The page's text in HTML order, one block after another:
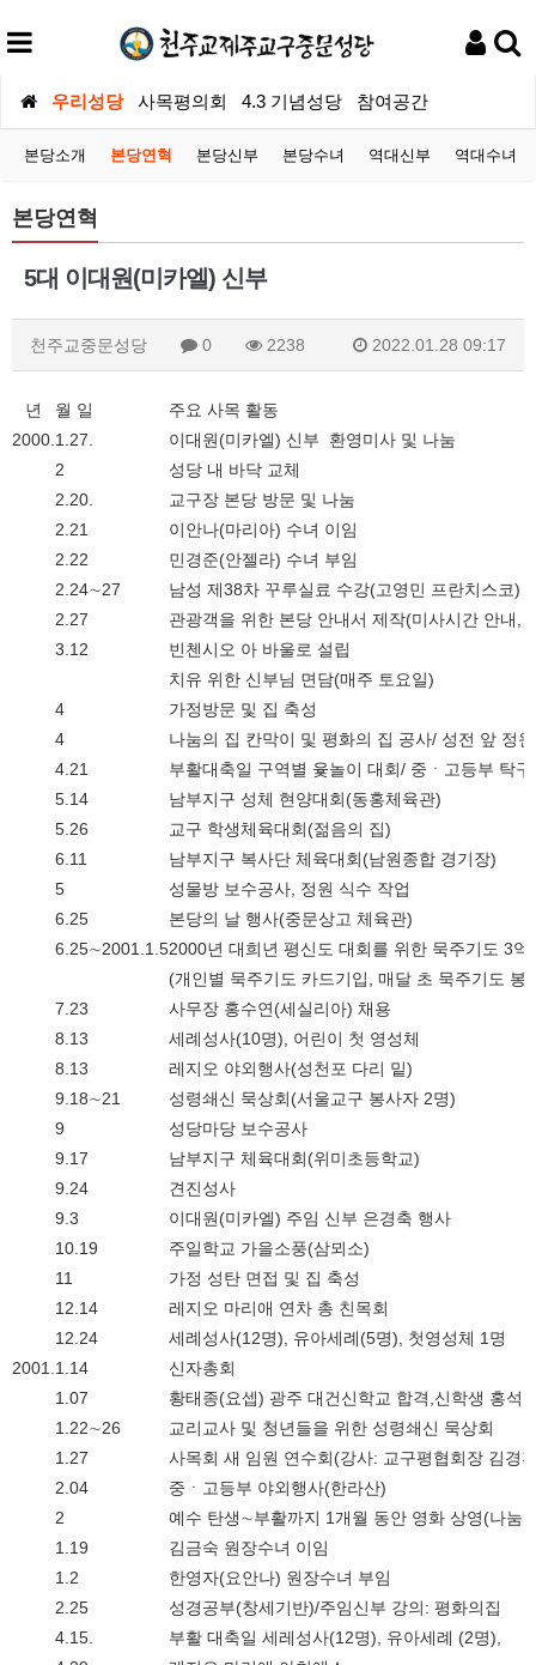
우리성당 사목평의회 4.3 기념성당 참여공간
본당소개 본당연혁 본당신부 본당수녀 역대신부 역대수녀
본당연혁
5대 이대원(미카엘) 신부
천주교중문성당 0 2238 2022.01.28 09:17
년 월 일
주요 사목 활동
2000. 1.27.
이대원(미카엘) 신부 환영미사 및 나눔
2
성당 내 바닥 교체
2.20.
교구장 본당 방문 및 나눔
2.21
이안나(마리아) 수녀 이임
2.22
민경준(안젤라) 수녀 부임
2.24∼27
남성 제38차 꾸루실료 수강(고영민 프란치스코)
2.27
관광객을 위한 본당 안내서 제작(미사시간 안내,
3.12
빈첸시오 아 바울로 설립
치유 위한 신부님 면담(매주 토요일)
4
가정방문 및 집 축성
4
나눔의 집 칸막이 및 평화의 집 공사/ 성전 앞 정
4.21
부활대축일 구역별 윷놀이 대회/ 중ㆍ고등부 탁구
5.14
남부지구 성체 현양대회(동홍체육관)
5.26
교구 학생체육대회(젊음의 집)
6.11
남부지구 복사단 체육대회(남원종합 경기장)
5
성물방 보수공사, 정원 식수 작업
6.25
본당의 날 행사(중문상고 체육관)
6.25∼2001.1.52000년 대희년 평신도 대회를 위한 묵주기도 3억
(개인별 묵주기도 카드기입, 매달 초 묵주기도 봉
7.23
사무장 홍수연(세실리아) 채용
8.13
세례성사(10명), 어린이 첫 영성체
8.13
레지오 야외행사(성천포 다리 밑)
9.18∼21
성령쇄신 묵상회(서울교구 봉사자 2명)
9
성당마당 보수공사
9.17
남부지구 체육대회(위미초등학교)
9.24
견진성사
9.3
이대원(미카엘) 주임 신부 은경축 행사
10.19
주일학교 가을소풍(삼뫼소)
11
가정 성탄 면접 및 집 축성
12.14
레지오 마리애 연차 총 친목회
12.24
세례성사(12명), 유아세례(5명), 첫영성체 1명
2001. 1.14
신자총회
1.07
황태종(요셉) 광주 대건신학교 합격,신학생 홍석
1.22∼26
교리교사 및 청년들을 위한 성령쇄신 묵상회
1.27
사목회 새 임원 연수회(강사: 교구평협회장 김경
2.04
중ㆍ고등부 야외행사(한라산)
2
예수 탄생∼부활까지 1개월 동안 영화 상영(나눔
1.19
김금숙 원장수녀 이임
1.2
한영자(요안나) 원장수녀 부임
2.25
성경공부(창세기반)/주임신부 강의: 평화의집
4.15.
부활 대축일 세레성사(12명), 유아세례 (2명),